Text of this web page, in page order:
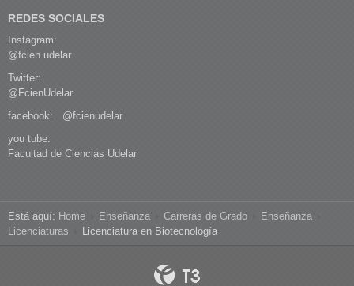
REDES SOCIALES
Instagram:
@fcien.udelar
Twitter:
@FcienUdelar
facebook: @fcienudelar
you tube:
Facultad de Ciencias Udelar
Está aquí: Home Enseñanza Carreras de Grado
Enseñanza
Licenciaturas
Licenciatura en Biotecnología